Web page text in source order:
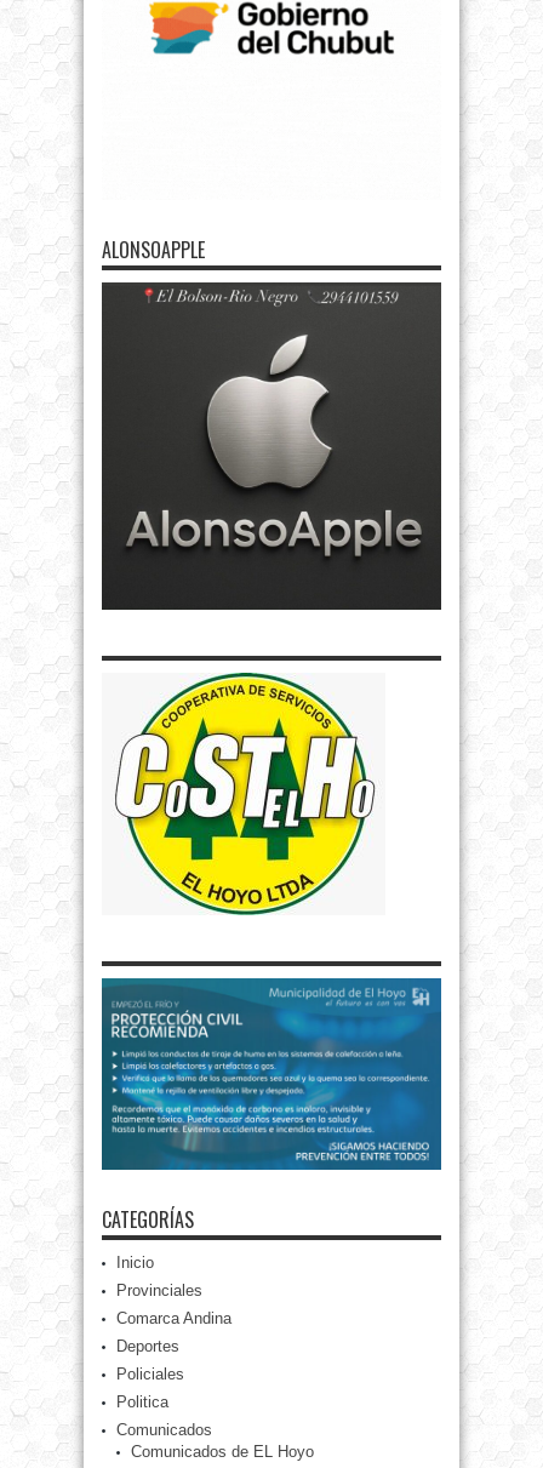
ALONSOAPPLE
CATEGORÍAS
Inicio
Provinciales
Comarca Andina
Deportes
Policiales
Politica
Comunicados
Comunicados de EL Hoyo